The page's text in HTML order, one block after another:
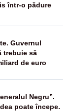
într-o pădure
Guvernul
trebuie să
de euro
Negru”.
poate începe.